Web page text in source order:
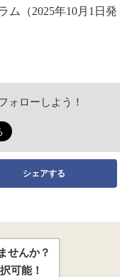
ム（2025年10月1日発
ォローしよう！
シェアする
せんか？
可能！